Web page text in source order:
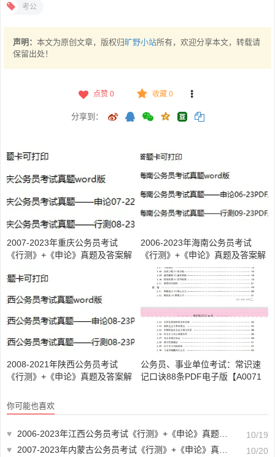
考公
声明： 本文为原创文章，版权归 旷野小站所有，欢迎分享本文，转载请
保留出处！
点赞 0 收藏 0
分享到：
2007-2023年重庆公务员考试
《行测》+《申论》真题及答案解
00717】
2006-2023年海南公务员考试
《行测》+《申论》真题及答案解
析(电子版合集 PDF格式下载)【A
00747】
2008-2021年陕西公务员考试
《行测》+《申论》真题及答案解
00725】
公务员、事业单位考试：常识速
记口诀88条PDF电子版【A0071
你可能也喜欢
♥ 2006-2023年江西公务员考试《行测》+《申论》真题及答案解析(电子版合集 PDF格式下载)【A00739】
10/19
♥ 2007-2023年内蒙古公务员考试《行测》+《申论》真题及答案解析(电子版合集 PDF格式下载)【A00730】
10/20